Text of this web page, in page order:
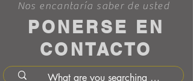
PONERSE EN
CONTACTO
Nos encantaría saber de usted